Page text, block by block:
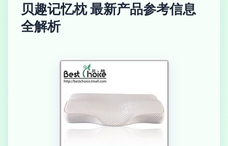
贝趣记忆枕 最新产品参考信息
全解析